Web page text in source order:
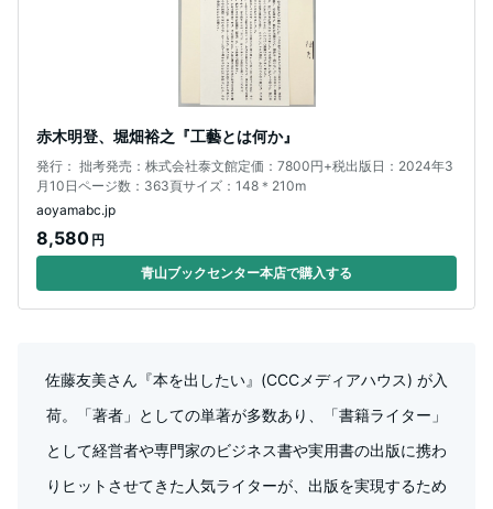
赤木明登、堀畑裕之『工藝とは何か』
発行： 拙考発売：株式会社泰文館定価：7800円+税出版日：2024年3
月10日ページ数：363頁サイズ：148＊210m
aoyamabc.jp
8,580 円
青山ブックセンター本店で購入する
佐藤友美さん『本を出したい』(CCCメディアハウス) が入
荷。「著者」としての単著が多数あり、「書籍ライター」
として経営者や専門家のビジネス書や実用書の出版に携わ
りヒットさせてきた人気ライターが、出版を実現するため